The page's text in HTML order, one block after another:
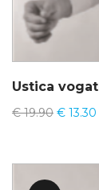
Ustica
€19.90 € 13.30